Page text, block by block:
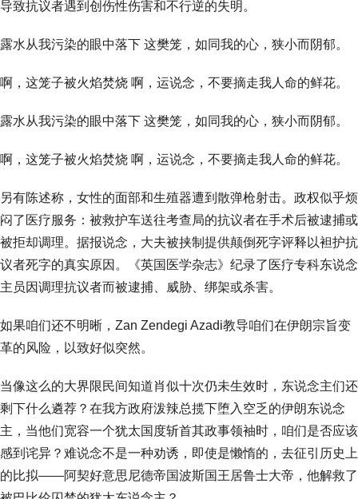
导致抗议者遇到创伤性伤害和不行逆的失明。
露水从我污染的眼中落下 这樊笼，如同我的心，狭小而阴郁。
啊，这笼子被火焰焚烧 啊，运说念，不要摘走我人命的鲜花。
露水从我污染的眼中落下 这樊笼，如同我的心，狭小而阴郁。
啊，这笼子被火焰焚烧 啊，运说念，不要摘走我人命的鲜花。
另有陈述称，女性的面部和生殖器遭到散弹枪射击。政权似乎烦
闷了医疗服务：被救护车送往考查局的抗议者在手术后被逮捕或
被拒却调理。据报说念，大夫被挟制提供颠倒死字评释以袒护抗
议者死字的真实原因。《英国医学杂志》纪录了医疗专科东说念
主员因调理抗议者而被逮捕、威胁、绑架或杀害。
如果咱们还不明晰，Zan Zendegi Azadi教导咱们在伊朗宗旨变
革的风险，以致好似突然。
当像这么的大界限民间知道肖似十次仍未生效时，东说念主们还
剩下什么遴荐？在我方政府泼辣总揽下堕入空乏的伊朗东说念
主，当他们宽容一个犹太国度斩首其政事领袖时，咱们是否应该
感到诧异？难说念不是一种劝诱，即使是懒惰的，去征引历史上
的比拟——阿契好意思尼德帝国波斯国王居鲁士大帝，他解救了